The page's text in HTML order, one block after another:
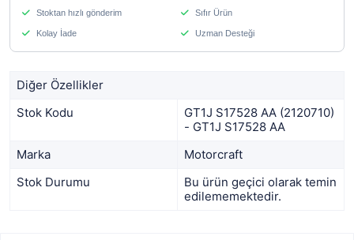
Stoktan hızlı gönderim Sıfır Ürün
Kolay İade Uzman Desteği
Diğer Özellikler
Stok Kodu
GT1J S17528 AA (2120710)
- GT1J S17528 AA
Marka
Motorcraft
Stok Durumu
Bu ürün geçici olarak temin
edilememektedir.